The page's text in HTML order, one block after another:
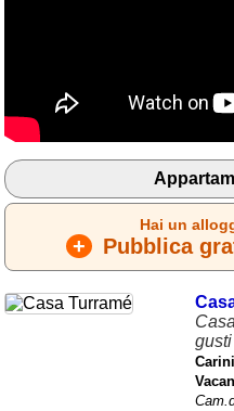
Hai un
+ Pubblica
Carini
Lombardia
Marche(242)
Molise(38)
Piemonte (117)
Puglia(786)
Sardegna(456)